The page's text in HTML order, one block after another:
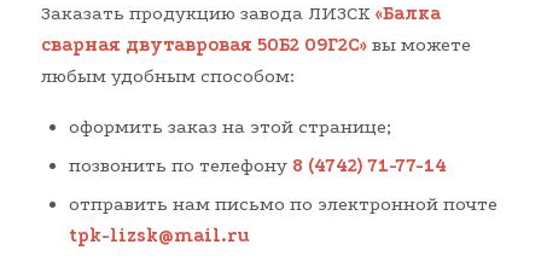
Заказать продукцию завода ЛИЗСК «Балка
сварная двутавровая 50Б2 09Г2С»вы можете
любым удобным способом:
оформить заказ на этой странице;
позвонить по телефону 8 (4742) 71-77-14
отправить нам письмо по электронной почте
tpk-lizsk@mail.ru